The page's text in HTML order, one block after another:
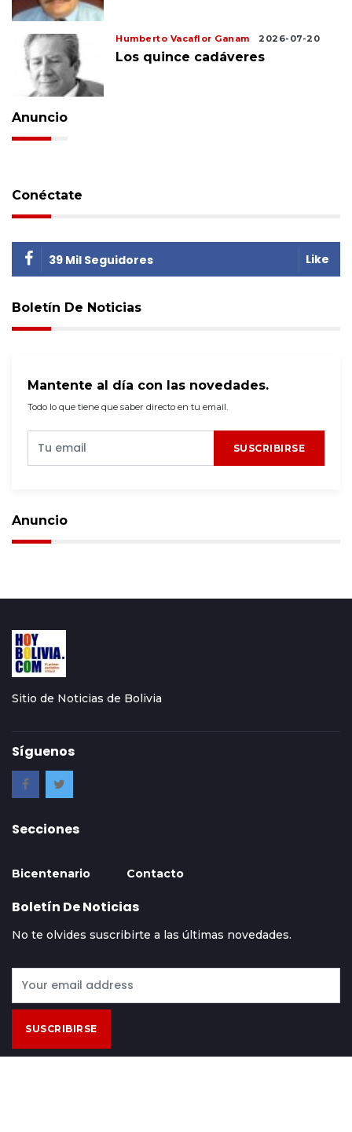
Humberto Vacaflor Ganam 2026-07-20
Los quince cadáveres
Anuncio
Conéctate
39 Mil Seguidores Like
Boletín De Noticias
Mantente al día con las novedades.
Todo lo que tiene que saber directo en tu email.
SUSCRIBIRSE
Anuncio
Sitio de Noticias de Bolivia
Síguenos
Secciones
Bicentenario Contacto
Boletín De Noticias
No te olvides suscribirte a las últimas novedades.
SUSCRIBIRSE